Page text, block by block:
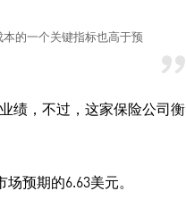
的一个关键指标也高于预
绩，不过，这家保险公司衡
预期的6.63美元。